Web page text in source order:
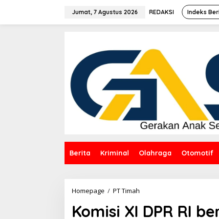
Jumat, 7 Agustus 2026 REDAKSI Indeks
Berita Kriminal Olahraga Otomotif
Homepage / PT Timah
DPR
RI
Komisi XI DPR RI